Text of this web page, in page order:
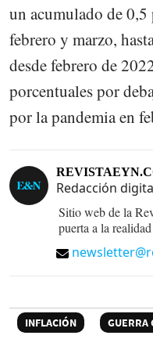
un acumulado de
febrero y marzo,
desde febrero de
porcentuales por
por la pandemia en
Redacción
Sitio web de la
puerta a la
INFLACIÓN GUERRA